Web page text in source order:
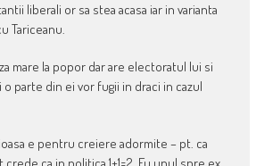
liberali or sa stea acasa iar in varianta
Tariceanu.
mare la popor dar are electoratul lui si
o parte din ei vor fugii in draci in cazul
e pentru creiere adormite – pt. ca